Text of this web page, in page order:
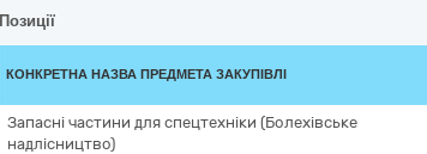
Позиції
КОНКРЕТНА НАЗВА ПРЕДМЕТА ЗАКУПІВЛІ
Запасні частини для спецтехніки (Болехівське
надлісництво)